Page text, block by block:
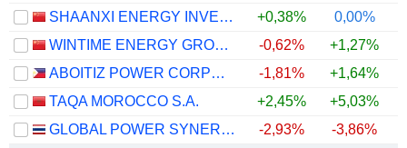
SHAANXI ENERGY INVESTMENT CO., LTD.
+0,38% 0,00%
WINTIME ENERGY GROUP CO.,LTD.
-0,62% +1,27%
ABOITIZ POWER CORPORATION
-1,81% +1,64%
TAQA MOROCCO S.A.
+2,45% +5,03%
GLOBAL POWER SYNERGY
-2,93% -3,86%